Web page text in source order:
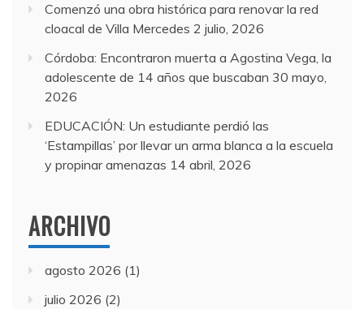
Comenzó una obra histórica para renovar la red
cloacal de Villa Mercedes 2 julio, 2026
Córdoba: Encontraron muerta a Agostina Vega, la
adolescente de 14 años que buscaban 30 mayo,
2026
EDUCACIÓN: Un estudiante perdió las
‘Estampillas’ por llevar un arma blanca a la escuela
y propinar amenazas 14 abril, 2026
ARCHIVO
agosto 2026 (1)
julio 2026 (2)